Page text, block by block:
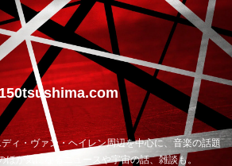
ィ・ヴァン・ヘイレン周辺を中心に、音楽の話題
ほか気になるニュースや宇宙の話、雑談も。